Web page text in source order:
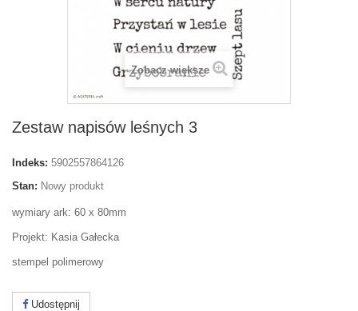
Zobacz większe
Zestaw napisów leśnych 3
Indeks: 5902557864126
Stan: Nowy produkt
wymiary ark: 60 x 80mm
Projekt: Kasia Gałecka
stempel polimerowy
Udostępnij